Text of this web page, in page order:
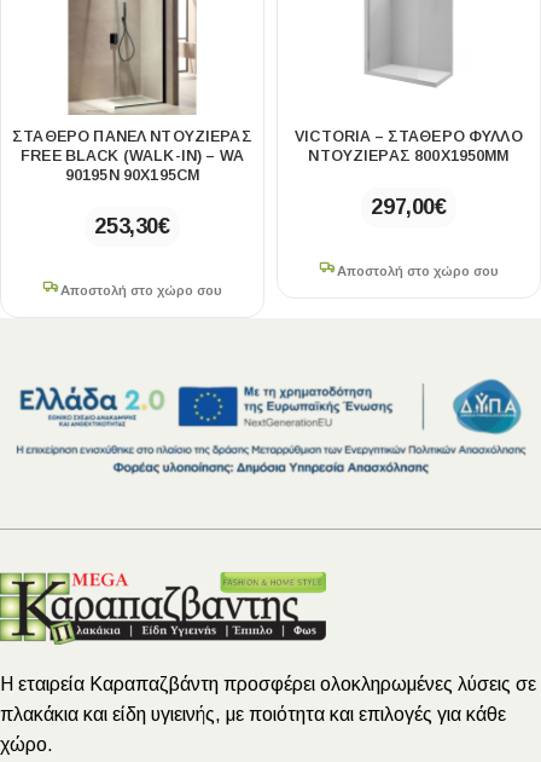
ΣΤΑΘΕΡΌ ΠΆΝΕΛ ΝΤΟΥΖΙΈΡΑΣ
FREE BLACK (WALK-IN) – WA
90195N 90Χ195CM
253,30€
Αποστολή στο χώρο σου
VICTORIA – ΣΤΑΘΕΡΌ ΦΎΛΛΟ
ΝΤΟΥΖΙΈΡΑΣ 800X1950MM
297,00€
Αποστολή στο χώρο σου
Η εταιρεία Καραπαζβάντη προσφέρει ολοκληρωμένες λύσεις σε
πλακάκια και είδη υγιεινής, με ποιότητα και επιλογές για κάθε
χώρο.